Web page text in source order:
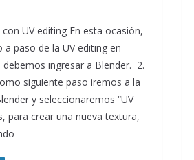
UV editing En esta ocasión,
a paso de la UV editing en
debemos ingresar a Blender. 2.
siguiente paso iremos a la
y seleccionaremos “UV
para crear una nueva textura,